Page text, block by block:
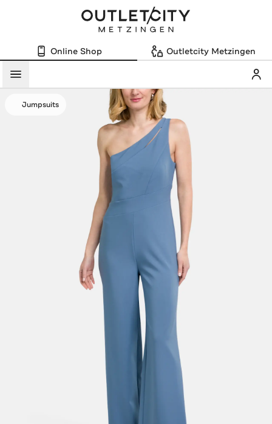
Online Shop Outletcity Metzingen
Menü
Jumpsuits